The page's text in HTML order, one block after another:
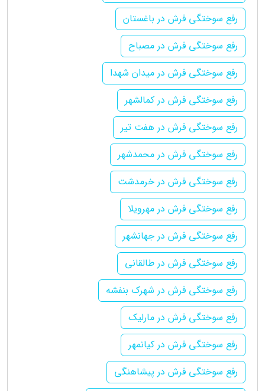
رفع سوختگی فرش در باغستان
رفع سوختگی فرش در مصباح
رفع سوختگی فرش در میدان شهدا
رفع سوختگی فرش در کمالشهر
رفع سوختگی فرش در هفت تیر
رفع سوختگی فرش در محمدشهر
رفع سوختگی فرش در خرمدشت
رفع سوختگی فرش در مهرویلا
رفع سوختگی فرش در جهانشهر
رفع سوختگی فرش در طالقانی
رفع سوختگی فرش در شهرک بنفشه
رفع سوختگی فرش در مارلیک
رفع سوختگی فرش در کیانمهر
رفع سوختگی فرش در پیشاهنگی